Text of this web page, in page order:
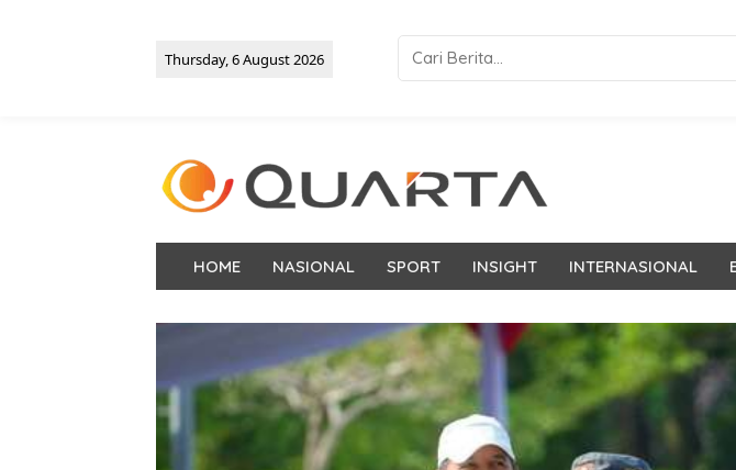
Thursday, 6 August 2026
HOME NASIONAL SPORT INSIGHT INTERNASIONAL